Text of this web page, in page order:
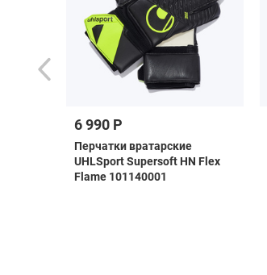
6 990 Р
Перчатки вратарские
UHLSport Supersoft HN Flex
Flame 101140001